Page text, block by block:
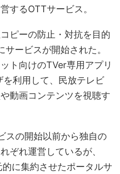
するOTTサービス。
ピーの防止・対抗を目的
ービスが開始された。
ト向けのTVer専用アプリ
利用して、民放テレビ
動画コンテンツを視聴す
スの開始以前から独自の
ぞれ運営しているが、
的に集約させたポータルサ